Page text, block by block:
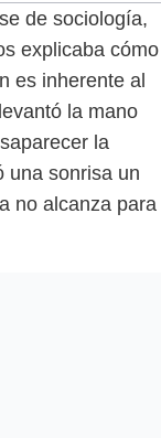
de sociología,
explicaba cómo
es inherente al
la mano
la
una sonrisa un
no alcanza para